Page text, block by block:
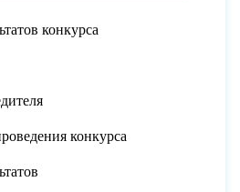
конкурса
конкурса